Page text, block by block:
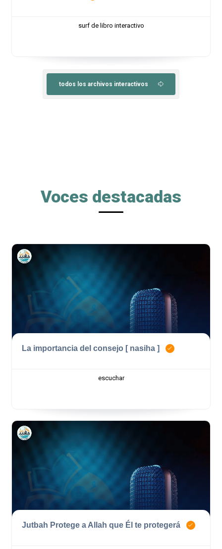
surf de libro interactivo
todos los archivos interactivos
Voces destacadas
La importancia del consejo [ nasiha ]
escuchar
Jutbah Protege a Allah que Él te protegerá